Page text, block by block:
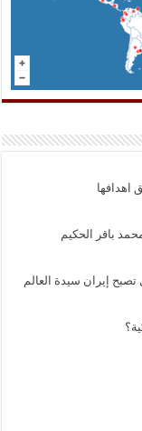
اهدافها
باقر الحكيم
إيران سيدة العالم